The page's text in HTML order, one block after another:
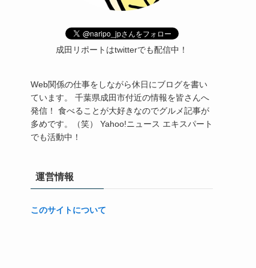
成田リポートはtwitterでも配信中！
Web関係の仕事をしながら休日にブログを書い
ています。 千葉県成田市付近の情報を皆さんへ
発信！ 食べることが大好きなのでグルメ記事が
多めです。（笑） Yahoo!ニュース エキスパート
でも活動中！
運営情報
このサイトについて